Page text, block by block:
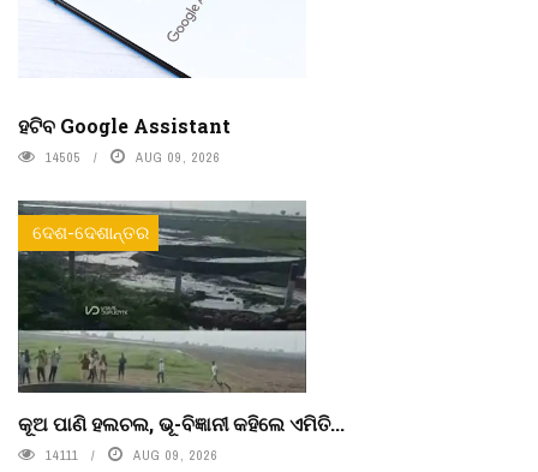
ହଟିବ Google Assistant
14505 AUG 09, 2026
ଦେଶ-ଦେଶାନ୍ତର
କୂଅ ପାଣି ହଲଚଲ, ଭୂ-ବିଜ୍ଞାନୀ କହିଲେ ଏମିତି...
14111 AUG 09, 2026